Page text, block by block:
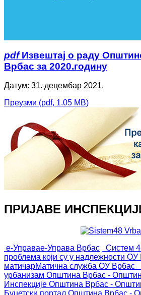
pdf Извештај о раду
Врбас за 2020.годину
Датум: 31. децембар 2021.
Преузми (pdf, 1.05 MB)
ПРИЈАВЕ
е-Управае-Управа Врбас Систем
проблема који су у надлежности ОУ
матичарМатична служба ОУ Врбас
урбанизам Општина Врбас -
Инспекције Општина Врбас -